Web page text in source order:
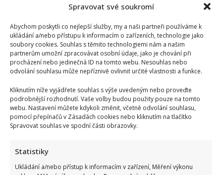
Spravovat své soukromí
Abychom poskytli co nejlepší služby, my a naši partneři používáme k
ukládání a/nebo přístupu k informacím o zařízeních, technologie jako
soubory cookies. Souhlas s těmito technologiemi nám a našim
partnerům umožní zpracovávat osobní údaje, jako je chování při
procházení nebo jedinečná ID na tomto webu. Nesouhlas nebo
odvolání souhlasu může nepříznivě ovlivnit určité vlastnosti a funkce.
Kliknutím níže vyjádřete souhlas s výše uvedeným nebo proveďte
podrobnější rozhodnutí. Vaše volby budou použity pouze na tomto
webu. Nastavení můžete kdykoli změnit, včetně odvolání souhlasu,
pomocí přepínačů v Zásadách cookies nebo kliknutím na tlačítko
Spravovat souhlas ve spodní části obrazovky.
Statistiky
Ukládání a/nebo přístup k informacím v zařízení, Měření výkonu